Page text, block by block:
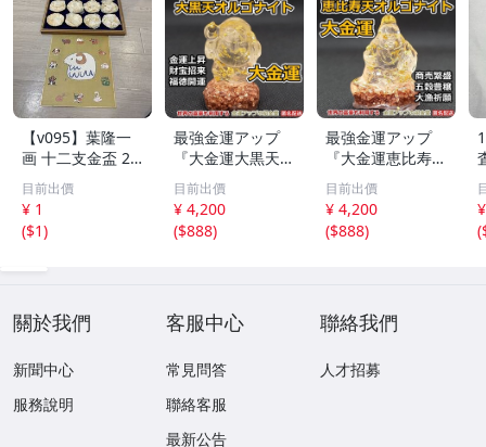
【v095】葉隆一
画 十二支金盃 24
K GP 金メッキ 12
点セット 干支 色
紙付き 縁起物 酒
器 共箱付 伝統工
目前出價
¥ 1
($1)
最強金運アップ
『大金運大黒天
（だいこくてん）
オルゴナイト高4.
5cm』財宝、福徳
開運の神様【金運
目前出價
¥ 4,200
($888)
最強金運アップ
『大金運恵比寿天
（えびすてん）オ
ルゴナイト高4.5c
m』【金運アップ
の招金堂】金運ア
目前出價
¥ 4,200
($888)
(
關於我們
新聞中心
服務說明
客服中心
常見問答
聯絡客服
最新公告
聯絡我們
人才招募